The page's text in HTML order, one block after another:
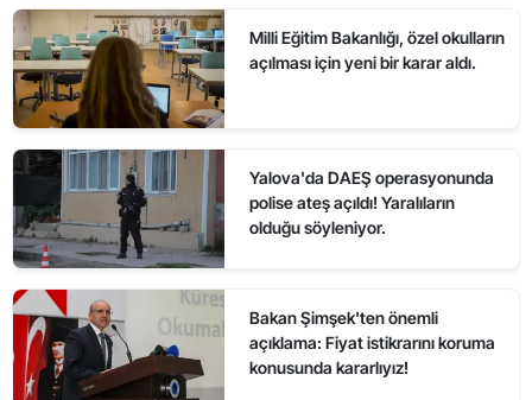
Milli Eğitim Bakanlığı, özel okulların
açılması için yeni bir karar aldı.
Yalova'da DAEŞ operasyonunda
polise ateş açıldı! Yaralıların
olduğu söyleniyor.
Bakan Şimşek'ten önemli
açıklama: Fiyat istikrarını koruma
konusunda kararlıyız!